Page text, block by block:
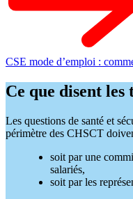
CSE mode d’emploi :
Ce que disent les
Les questions de santé et
périmètre des CHSCT
soit par une
salariés,
soit par les